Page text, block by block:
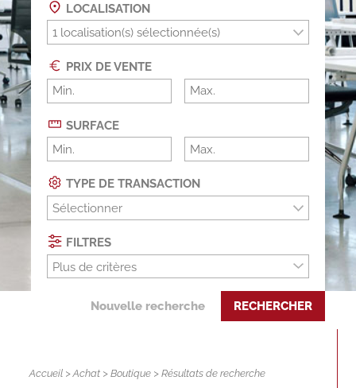
LOCALISATION
PRIX DE VENTE
SURFACE
TYPE DE TRANSACTION
Sélectionner
FILTRES
Plus de critères
Nouvelle recherche RECHERCHER
Accueil >Achat >Boutique > Résultats de recherche